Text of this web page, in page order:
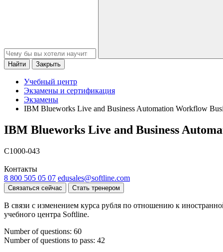
Найти Закрыть
Учебный центр
Экзамены и сертификация
Экзамены
IBM Blueworks Live and Business Automation Workflow
IBM Blueworks Live and Business
C1000-043
Контакты
8 800 505 05 07 edusales@softline.com
Связаться сейчас Стать тренером
В связи с изменением курса рубля по отношению к
учебного центра Softline.
Number of questions: 60
Number of questions to pass: 42